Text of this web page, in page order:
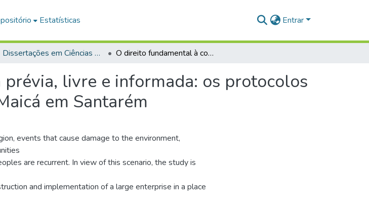
Estatísticas Entrar
Dissertações em Ciências da Sociedade (Mestrado) O direito fundamental à consulta prévia, livre e informada: os protocolos de consulta e o caso do lago do Maicá em Santarém
livre e informada: os protocolos
em Santarém
events that cause damage to the environment,
are recurrent. In view of this scenario, the study is
and implementation of a large enterprise in a place